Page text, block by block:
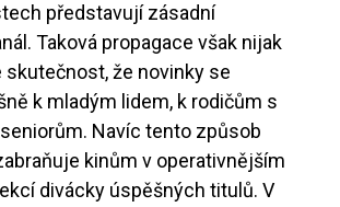
představují zásadní
Taková propagace však nijak
že novinky se
k mladým lidem, k rodičům s
Navíc tento způsob
kinům v operativnějším
divácky úspěšných titulů. V